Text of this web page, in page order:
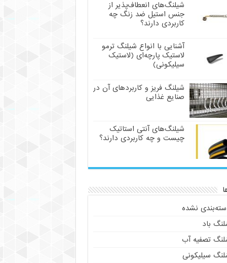
شیلنگ‌های انعطاف‌پذیر از
جنس استیل ضد زنگ چه
کاربردی دارند؟
آشنایی با انواع شیلنگ ترمو
لاستیک پارچه‌ای (لاستیک
سیلیکونی)
شیلنگ فریز و کاربردهای آن در
صنایع غذایی
شیلنگ‌های آنتی استاتیک
چیست و چه کاربردی دارند؟
نشده
باد
تصفیه آب
سیلیکونی